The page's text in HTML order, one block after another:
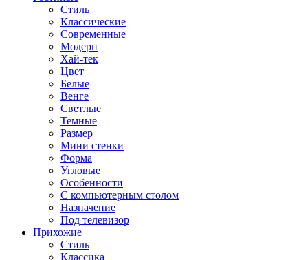
Стиль
Классические
Современные
Модерн
Хай-тек
Цвет
Белые
Венге
Светлые
Темные
Размер
Мини стенки
Форма
Угловые
Особенности
С компьютерным столом
Назначение
Под телевизор
Прихожие
Стиль
Классика